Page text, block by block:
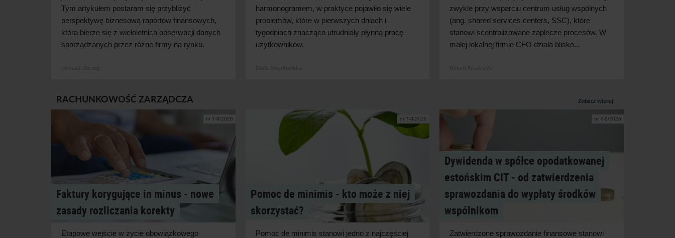
Tym artykułem postaram się przybliżyć
perspektywę biznesową raportów finansowych,
która bierze się z wieloletnich obserwacji danych
sporządzanych przez różne firmy na rynku.
harmonogramem, w praktyce pojawiło się wiele
problemów, które w pierwszych dniach i
tygodniach znacząco utrudniały płynną pracę
użytkowników.
zwykle przy wsparciu centrum usług wspólnych
(ang. shared services centers, SSC), które
stanowi scentralizowane zaplecze procesów. W
małej lokalnej firmie CFO działa blisko...
RACHUNKOWOŚĆ ZARZĄDCZA Zobacz więcej
nr 7-8/2026
Faktury korygujące in minus ‑ nowe
zasady rozliczania korekty
Etapowe wejście w życie obowiązkowego
nr 7-8/2026
Pomoc de minimis ‑ kto może z niej
skorzystać?
Pomoc de minimis stanowi jedno z najczęściej
nr 7-8/2026
Dywidenda w spółce opodatkowanej
estońskim CIT ‑ od zatwierdzenia
sprawozdania do wypłaty środków
wspólnikom
Zatwierdzone sprawozdanie finansowe stanowi